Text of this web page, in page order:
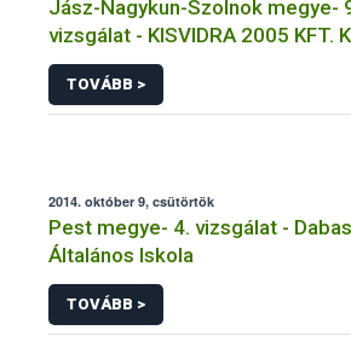
Jász-Nagykun-Szolnok megye-
vizsgálat - KISVIDRA 2005 KFT.
Főzőkonyha - Tiszajenő
TOVÁBB >
2014. október 9, csütörtök
Pest megye- 4. vizsgálat -
Általános Iskola
TOVÁBB >